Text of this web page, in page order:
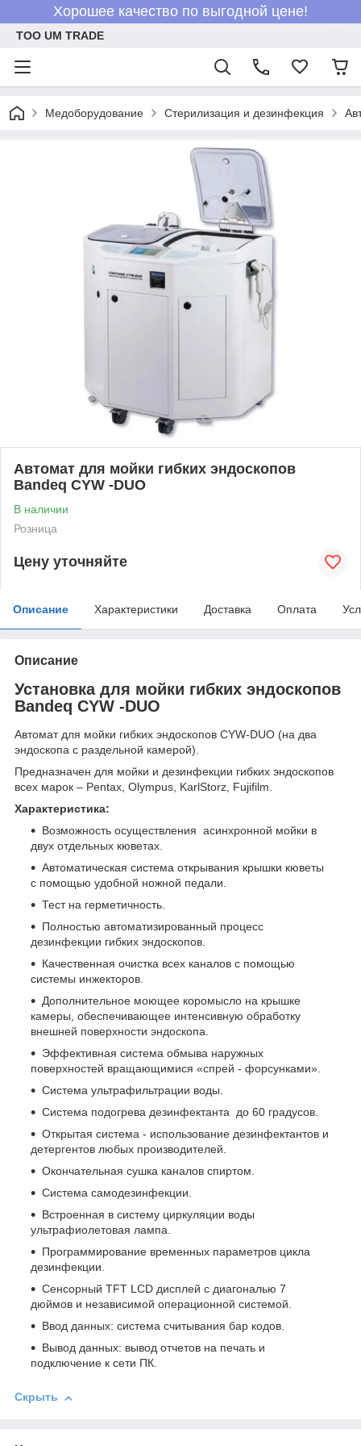
Хорошее качество по выгодной цене!
ТОО UM TRADE
Медоборудование Стерилизация и дезинфекция
Автомат для мойки гибких эндоскопов
Bandeq CYW -DUO
В наличии
Розница
Цену уточняйте
Описание Характеристики Доставка Оплата
Описание
Установка для мойки гибких эндоскопов
Bandeq CYW -DUO
Автомат для мойки гибких эндоскопов CYW-DUO (на два
эндоскопа с раздельной камерой).
Предназначен для мойки и дезинфекции гибких эндоскопов
всех марок – Pentax, Olympus, KarlStorz, Fujifilm.
Характеристика:
Возможность осуществления асинхронной мойки в
двух отдельных кюветах.
Автоматическая система открывания крышки кюветы
с помощью удобной ножной педали.
Тест на герметичность.
Полностью автоматизированный процесс
дезинфекции гибких эндоскопов.
Качественная очистка всех каналов с помощью
системы инжекторов.
Дополнительное моющее коромысло на крышке
камеры, обеспечивающее интенсивную обработку
внешней поверхности эндоскопа.
Эффективная система обмыва наружных
поверхностей вращающимися «спрей - форсунками».
Система ультрафильтрации воды.
Система подогрева дезинфектанта до 60 градусов.
Открытая система - использование дезинфектантов и
детергентов любых производителей.
Окончательная сушка каналов спиртом.
Система самодезинфекции.
Встроенная в систему циркуляции воды
ультрафиолетовая лампа.
Программирование временных параметров цикла
дезинфекции.
Сенсорный TFT LCD дисплей с диагональю 7
дюймов и независимой операционной системой.
Ввод данных: система считывания бар кодов.
Вывод данных: вывод отчетов на печать и
подключение к сети ПК.
Скрыть